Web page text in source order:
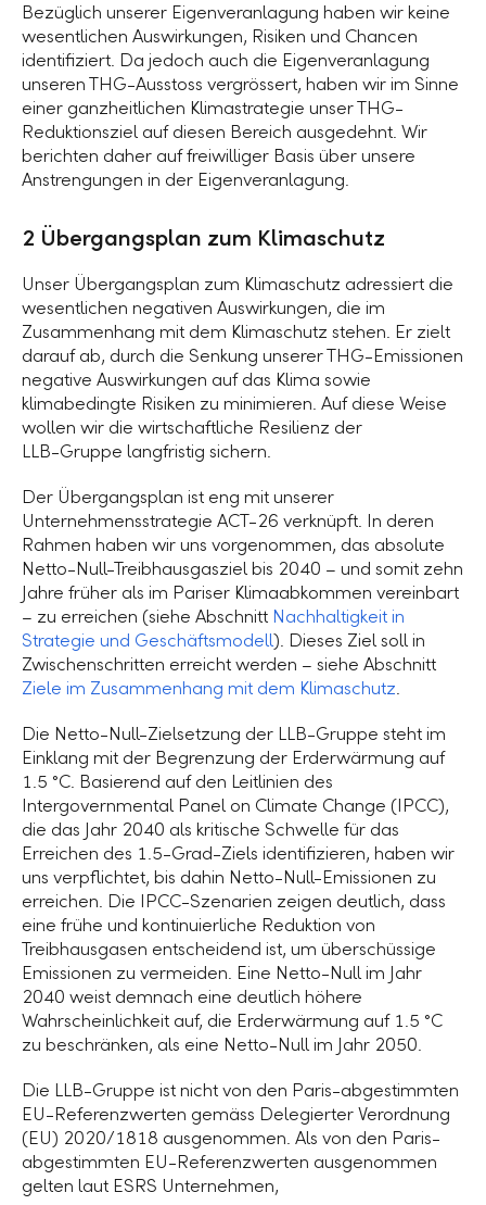
Bezüglich unserer Eigenveranlagung haben wir keine
wesentlichen Auswirkungen, Risiken und Chancen
identifiziert. Da jedoch auch die Eigenveranlagung
unseren THG-Ausstoss vergrössert, haben wir im Sinne
einer ganzheitlichen Klimastrategie unser THG-
Reduktionsziel auf diesen Bereich ausgedehnt. Wir
berichten daher auf freiwilliger Basis über unsere
Anstrengungen in der Eigenveranlagung.
2 Übergangsplan zum Klimaschutz
Unser Übergangsplan zum Klimaschutz adressiert die
wesentlichen negativen Auswirkungen, die im
Zusammenhang mit dem Klimaschutz stehen. Er zielt
darauf ab, durch die Senkung unserer THG-Emissionen
negative Auswirkungen auf das Klima sowie
klimabedingte Risiken zu minimieren. Auf diese Weise
wollen wir die wirtschaftliche Resilienz der
LLB-Gruppe langfristig sichern.
Der Übergangsplan ist eng mit unserer
Unternehmensstrategie ACT-26 verknüpft. In deren
Rahmen haben wir uns vorgenommen, das absolute
Netto-Null-Treibhausgasziel bis 2040 – und somit zehn
Jahre früher als im Pariser Klimaabkommen vereinbart
– zu erreichen (siehe Abschnitt Nachhaltigkeit in
Strategie und Geschäftsmodell). Dieses Ziel soll in
Zwischenschritten erreicht werden – siehe Abschnitt
Ziele im Zusammenhang mit dem Klimaschutz.
Die Netto-Null-Zielsetzung der LLB-Gruppe steht im
Einklang mit der Begrenzung der Erderwärmung auf
1.5 °C. Basierend auf den Leitlinien des
Intergovernmental Panel on Climate Change (IPCC),
die das Jahr 2040 als kritische Schwelle für das
Erreichen des 1.5-Grad-Ziels identifizieren, haben wir
uns verpflichtet, bis dahin Netto-Null-Emissionen zu
erreichen. Die IPCC-Szenarien zeigen deutlich, dass
eine frühe und kontinuierliche Reduktion von
Treibhausgasen entscheidend ist, um überschüssige
Emissionen zu vermeiden. Eine Netto-Null im Jahr
2040 weist demnach eine deutlich höhere
Wahrscheinlichkeit auf, die Erderwärmung auf 1.5 °C
zu beschränken, als eine Netto-Null im Jahr 2050.
Die LLB-Gruppe ist nicht von den Paris-abgestimmten
EU-Referenzwerten gemäss Delegierter Verordnung
(EU) 2020/1818 ausgenommen. Als von den Paris-
abgestimmten EU-Referenzwerten ausgenommen
gelten laut ESRS Unternehmen,